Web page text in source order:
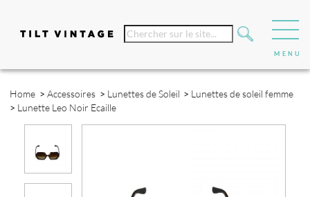
Home > Accessoires > Lunettes de Soleil > Lunettes de soleil femme
> Lunette Leo Noir Ecaille